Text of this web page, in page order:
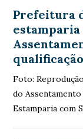
Prefeitura
Foto:
do
Estamparia com